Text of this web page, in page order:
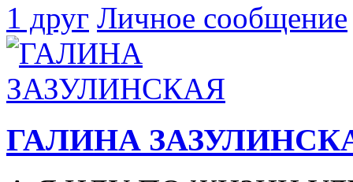
1 друг Личное сообщение
ГАЛИНА